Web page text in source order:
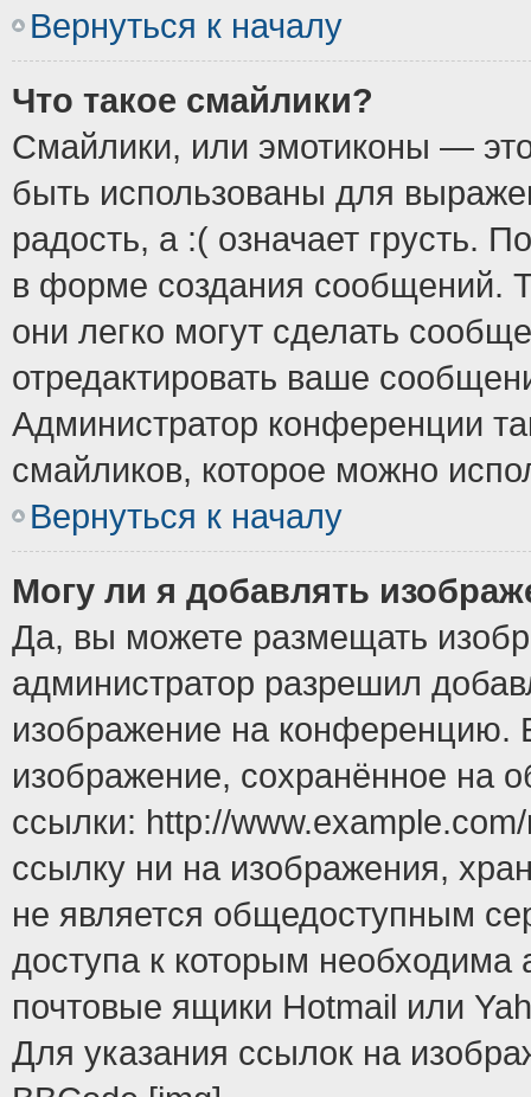
Вернуться к началу
Что такое смайлики?
Смайлики, или эмотиконы —
быть использованы для
радость, а :( означает грусть.
в форме создания сообщений.
они легко могут сделать
отредактировать ваше
Администратор конференции
смайликов, которое можно
Вернуться к началу
Могу ли я добавлять
Да, вы можете размещать
администратор разрешил
изображение на конференцию.
изображение, сохранённое на
ссылки: http://
ссылку ни на изображения,
не является общедоступным
доступа к которым
почтовые ящики Hotmail или
Для указания ссылок на